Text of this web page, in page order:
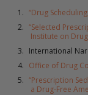
“Drug
“Selected
Institute on
International
Office of Drug
“Prescription
a Drug-Free